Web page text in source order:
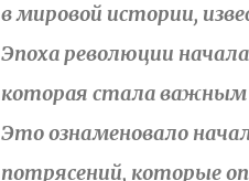
в мировой истории,
Эпоха революции
которая стала
Это ознаменовало
потрясений, которые